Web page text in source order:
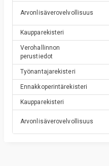
Arvonlisäverovelvollisuus
Kaupparekisteri
Verohallinnon
perustiedot
Työnantajarekisteri
Ennakkoperintärekisteri
Kaupparekisteri
Arvonlisäverovelvollisuus